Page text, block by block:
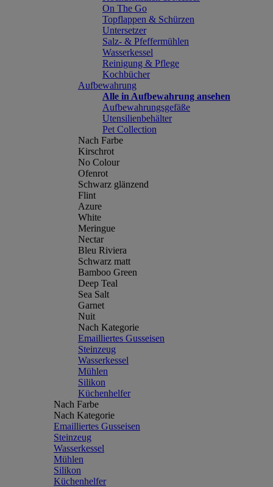
On The Go
Topflappen & Schürzen
Untersetzer
Salz- & Pfeffermühlen
Wasserkessel
Reinigung & Pflege
Kochbücher
Aufbewahrung
Alle in Aufbewahrung ansehen
Aufbewahrungsgefäße
Utensilienbehälter
Pet Collection
Nach Farbe
Kirschrot
No Colour
Ofenrot
Schwarz glänzend
Flint
Azure
White
Meringue
Nectar
Bleu Riviera
Schwarz matt
Bamboo Green
Deep Teal
Sea Salt
Garnet
Nuit
Nach Kategorie
Emailliertes Gusseisen
Steinzeug
Wasserkessel
Mühlen
Silikon
Küchenhelfer
Nach Farbe
Nach Kategorie
Emailliertes Gusseisen
Steinzeug
Wasserkessel
Mühlen
Silikon
Küchenhelfer